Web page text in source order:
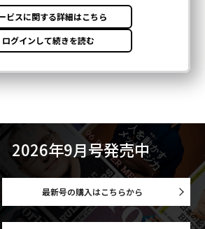
2026年9月号発売中
最新号の購入はこちらから